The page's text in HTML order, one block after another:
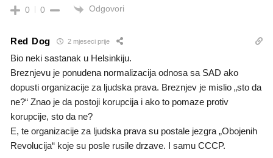
0 0 Odgovori
Red Dog 2 mjeseci prije
Bio neki sastanak u Helsinkiju.
Breznjevu je ponudena normalizacija odnosa sa SAD ako
dopusti organizacije za ljudska prava. Breznjev je mislio „sto da
ne?“ Znao je da postoji korupcija i ako to pomaze protiv
korupcije, sto da ne?
E, te organizacije za ljudska prava su postale jezgra „Obojenih
Revolucija“ koje su posle rusile drzave. I samu CCCP.